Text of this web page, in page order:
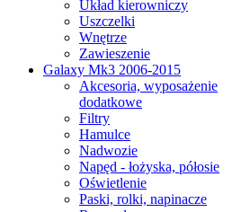
Układ kierowniczy
Uszczelki
Wnętrze
Zawieszenie
Galaxy Mk3 2006-2015
Akcesoria, wyposażenie
dodatkowe
Filtry
Hamulce
Nadwozie
Napęd - łożyska, półosie
Oświetlenie
Paski, rolki, napinacze